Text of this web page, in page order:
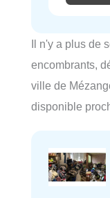
Il n'y a plus de
encombrants,
ville de
disponible